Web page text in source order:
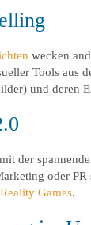
wecken
Tools aus
und deren
der
oder PR
Games.